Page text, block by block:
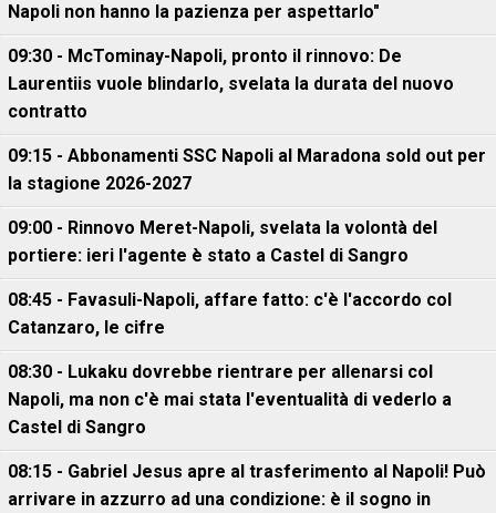
Napoli non hanno la pazienza per aspettarlo"
09:30 - McTominay-Napoli, pronto il rinnovo: De
Laurentiis vuole blindarlo, svelata la durata del nuovo
contratto
09:15 - Abbonamenti SSC Napoli al Maradona sold out per
la stagione 2026-2027
09:00 - Rinnovo Meret-Napoli, svelata la volontà del
portiere: ieri l'agente è stato a Castel di Sangro
08:45 - Favasuli-Napoli, affare fatto: c'è l'accordo col
Catanzaro, le cifre
08:30 - Lukaku dovrebbe rientrare per allenarsi col
Napoli, ma non c'è mai stata l'eventualità di vederlo a
Castel di Sangro
08:15 - Gabriel Jesus apre al trasferimento al Napoli! Può
arrivare in azzurro ad una condizione: è il sogno in